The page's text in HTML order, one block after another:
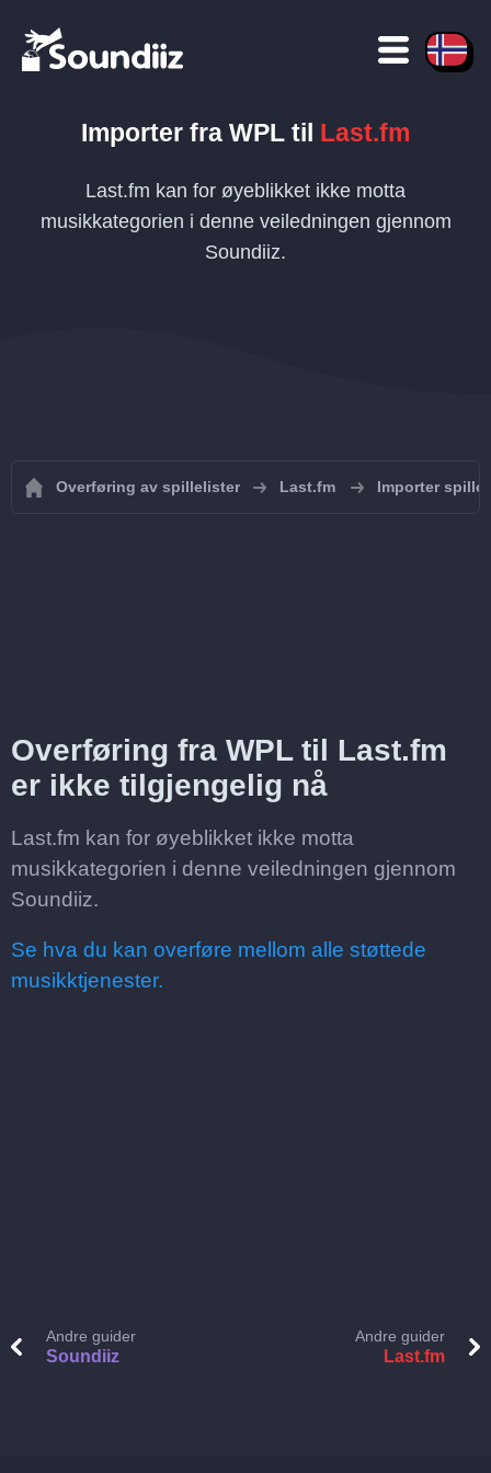
Importer fra WPL til Last.fm
Last.fm kan for øyeblikket ikke motta
musikkategorien i denne veiledningen gjennom
Soundiiz.
Overføring av spillelister Last.fm Importer
Overføring fra WPL til Last.fm
er ikke tilgjengelig nå
Last.fm kan for øyeblikket ikke motta
musikkategorien i denne veiledningen gjennom
Soundiiz.
Se hva du kan overføre mellom alle støttede
musikktjenester.
Andre guider
Soundiiz
Andre guider
Last.fm